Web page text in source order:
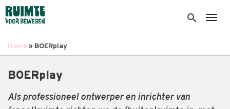
Overslaan
en
inhoud
search
Home BOERplay
BOERplay
Als professioneel ontwerper en inrichter van